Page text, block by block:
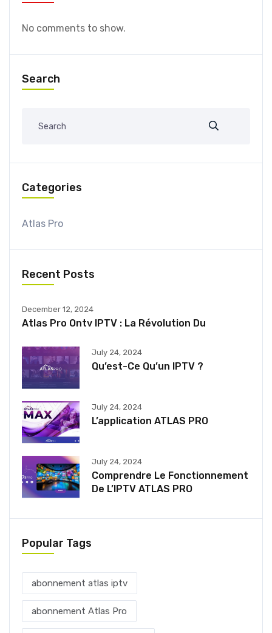
No comments to show.
Search
Categories
Atlas Pro
Recent Posts
December 12, 2024
Atlas Pro Ontv IPTV : La Révolution Du
July 24, 2024
Qu’est-Ce Qu’un IPTV ?
July 24, 2024
L’application ATLAS PRO
July 24, 2024
Comprendre Le Fonctionnement
De L’IPTV ATLAS PRO
Popular Tags
abonnement atlas iptv
abonnement Atlas Pro